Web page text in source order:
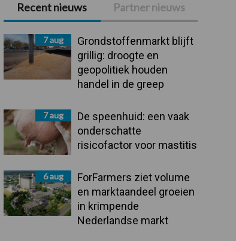
Primaire
Sidebar
Recent nieuws Partner nieuws
7 aug
Grondstoffenmarkt blijft
grillig: droogte en
geopolitiek houden
handel in de greep
7 aug
De speenhuid: een vaak
onderschatte
risicofactor voor mastitis
6 aug
ForFarmers ziet volume
en marktaandeel groeien
in krimpende
Nederlandse markt